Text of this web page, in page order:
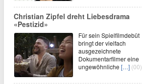
Christian Zipfel dreht Liebesdrama
«Pestizid»
Für sein Spielfilmdebüt
bringt der vielfach
ausgezeichnete
Dokumentarfilmer eine
ungewöhnliche […] (00)